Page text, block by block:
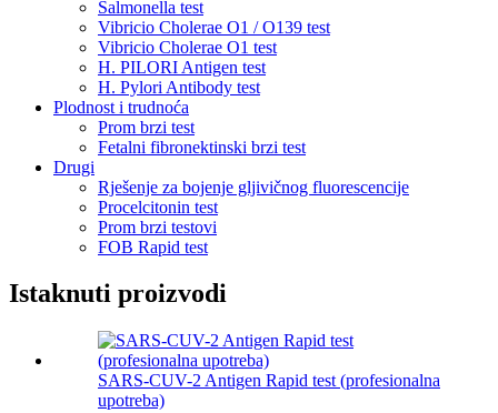
Salmonella test
Vibricio Cholerae O1 / O139 test
Vibricio Cholerae O1 test
H. PILORI Antigen test
H. Pylori Antibody test
Plodnost i trudnoća
Prom brzi test
Fetalni fibronektinski brzi test
Drugi
Rješenje za bojenje gljivičnog fluorescencije
Procelcitonin test
Prom brzi testovi
FOB Rapid test
Istaknuti proizvodi
SARS-CUV-2 Antigen Rapid test (profesionalna
upotreba)